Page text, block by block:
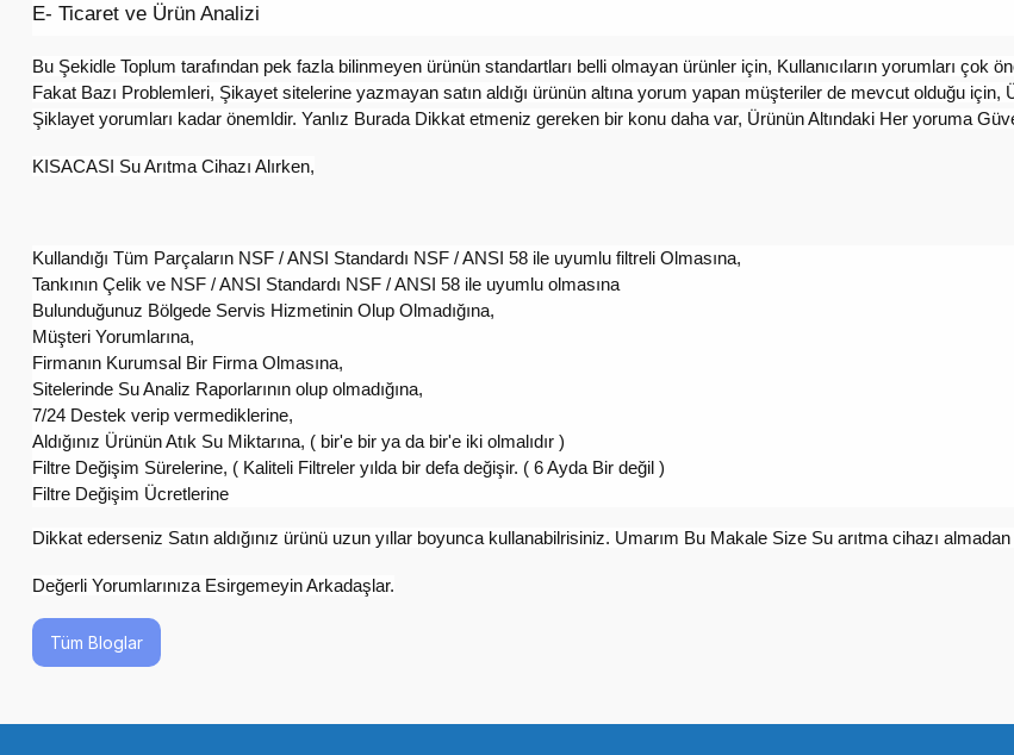
E- Ticaret ve Ürün Analizi​
Bu Şekidle Toplum tarafından pek fazla bilinmeyen ürünün standartları belli olmayan ürünler için, Kullanıcıların yorumları
Fakat Bazı Problemleri, Şikayet sitelerine yazmayan satın aldığı ürünün altına yorum yapan müşteriler de mevcut olduğu
Şiklayet yorumları kadar önemldir. Yanlız Burada Dikkat etmeniz gereken bir konu daha var, Ürünün Altındaki Her yoruma
KISACASI Su Arıtma Cihazı Alırken,
Kullandığı Tüm Parçaların NSF / ANSI Standardı NSF / ANSI 58 ile uyumlu filtreli Olmasına,
Tankının Çelik ve NSF / ANSI Standardı NSF / ANSI 58 ile uyumlu olmasına
Bulunduğunuz Bölgede Servis Hizmetinin Olup Olmadığına,
Müşteri Yorumlarına,
Firmanın Kurumsal Bir Firma Olmasına,
Sitelerinde Su Analiz Raporlarının olup olmadığına,
7/24 Destek verip vermediklerine,
Aldığınız Ürünün Atık Su Miktarına, ( bir'e bir ya da bir'e iki olmalıdır )
Filtre Değişim Sürelerine, ( Kaliteli Filtreler yılda bir defa değişir. ( 6 Ayda Bir değil )
Filtre Değişim Ücretlerine
Dikkat ederseniz Satın aldığınız ürünü uzun yıllar boyunca kullanabilrisiniz. Umarım Bu Makale Size Su arıtma cihazı
Değerli Yorumlarınıza Esirgemeyin Arkadaşlar.
Tüm Bloglar